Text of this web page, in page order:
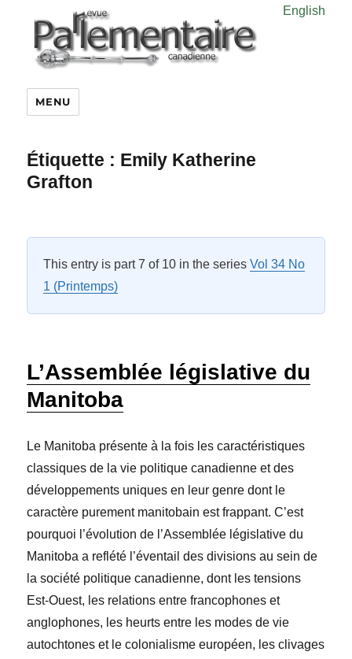
English
MENU
Étiquette : Emily Katherine
Grafton
This entry is part 7 of 10 in the seriesVol 34 No
1 (Printemps)
L’Assemblée législative du
Manitoba
Le Manitoba présente à la fois les caractéristiques
classiques de la vie politique canadienne et des
développements uniques en leur genre dont le
caractère purement manitobain est frappant. C’est
pourquoi l’évolution de l’Assemblée législative du
Manitoba a reflété l’éventail des divisions au sein de
la société politique canadienne, dont les tensions
Est-Ouest, les relations entre francophones et
anglophones, les heurts entre les modes de vie
autochtones et le colonialisme européen, les clivages